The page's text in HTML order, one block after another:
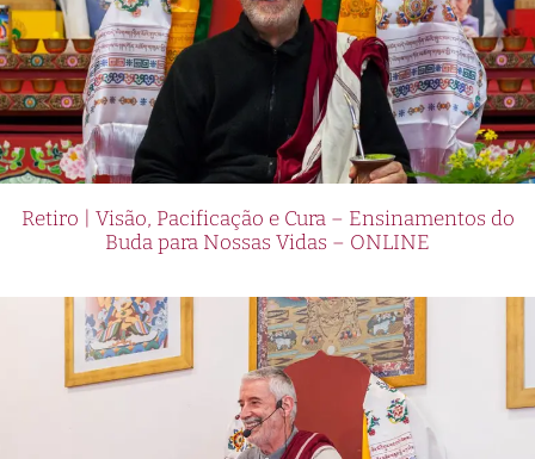
Retiro | Visão, Pacificação e Cura – Ensinamentos do
Buda para Nossas Vidas – ONLINE